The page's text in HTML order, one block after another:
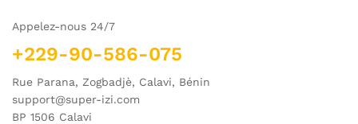
Appelez-nous 24/7
+229-90-586-075
Rue Parana, Zogbadjè, Calavi, Bénin
support@super-izi.com
BP 1506 Calavi